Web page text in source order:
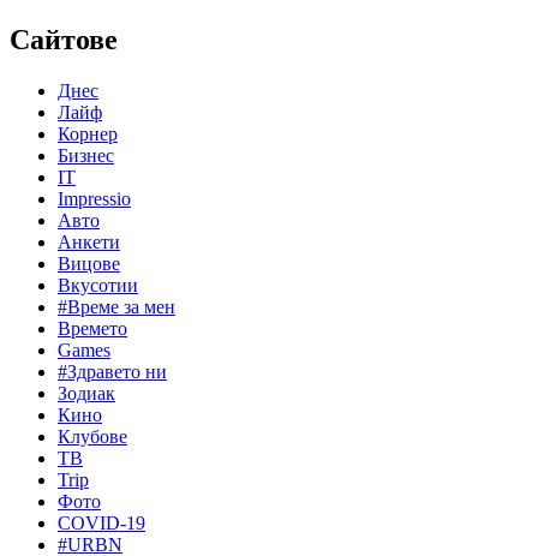
Сайтове
Днес
Лайф
Корнер
Бизнес
IT
Impressio
Авто
Анкети
Вицове
Вкусотии
#Време за мен
Времето
Games
#Здравето ни
Зодиак
Кино
Клубове
ТВ
Trip
Фото
COVID-19
#URBN